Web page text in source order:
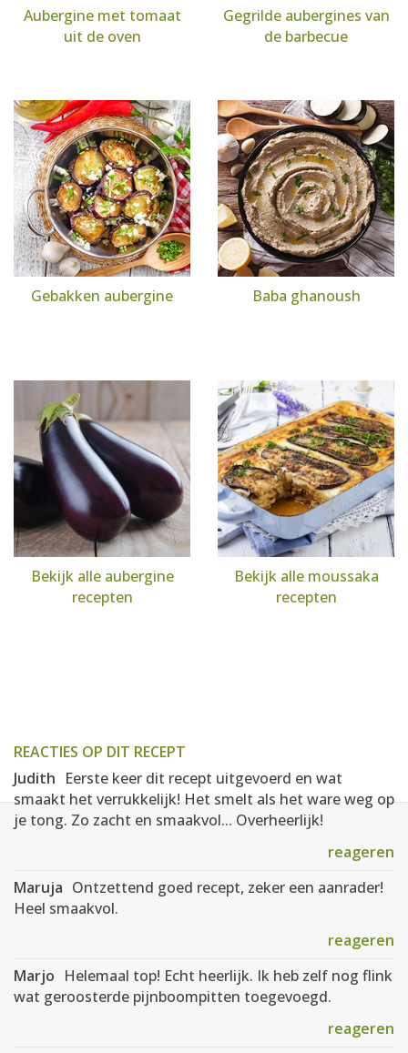
Aubergine met tomaat
uit de oven
Gegrilde aubergines van
de barbecue
Gebakken aubergine Baba ghanoush
Bekijk alle aubergine
recepten
Bekijk alle moussaka
recepten
REACTIES OP DIT RECEPT
Judith Eerste keer dit recept uitgevoerd en wat
smaakt het verrukkelijk! Het smelt als het ware weg op
je tong. Zo zacht en smaakvol... Overheerlijk!
reageren
Maruja Ontzettend goed recept, zeker een aanrader!
Heel smaakvol.
reageren
Marjo Helemaal top! Echt heerlijk. Ik heb zelf nog flink
wat geroosterde pijnboompitten toegevoegd.
reageren